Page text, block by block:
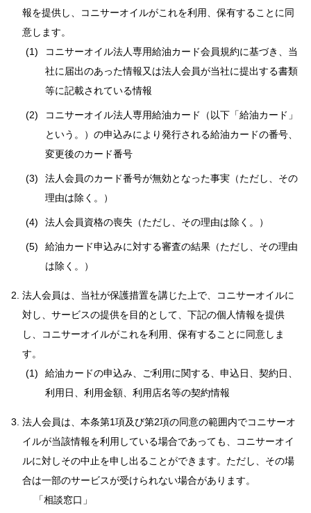
報を提供し、コニサーオイルがこれを利用、保有することに同
意します。
コニサーオイル法人専用給油カード会員規約に基づき、当
社に届出のあった情報又は法人会員が当社に提出する書類
等に記載されている情報
コニサーオイル法人専用給油カード（以下「給油カード」
という。）の申込みにより発行される給油カードの番号、
変更後のカード番号
法人会員のカード番号が無効となった事実（ただし、その
理由は除く。）
法人会員資格の喪失（ただし、その理由は除く。）
給油カード申込みに対する審査の結果（ただし、その理由
は除く。）
法人会員は、当社が保護措置を講じた上で、コニサーオイルに
対し、サービスの提供を目的として、下記の個人情報を提供
し、コニサーオイルがこれを利用、保有することに同意しま
す。
給油カードの申込み、ご利用に関する、申込日、契約日、
利用日、利用金額、利用店名等の契約情報
法人会員は、本条第1項及び第2項の同意の範囲内でコニサーオ
イルが当該情報を利用している場合であっても、コニサーオイ
ルに対しその中止を申し出ることができます。ただし、その場
合は一部のサービスが受けられない場合があります。
「相談窓口」